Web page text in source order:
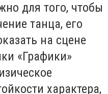
для того, чтобы
танца, его
на сцене
«Графики»
характера,